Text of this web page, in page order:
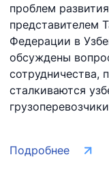
АО
Номер
доверия
1062
проблем
представителем
Федерации в
обсуждены
сотрудничества,
сталкиваются
Подробнее